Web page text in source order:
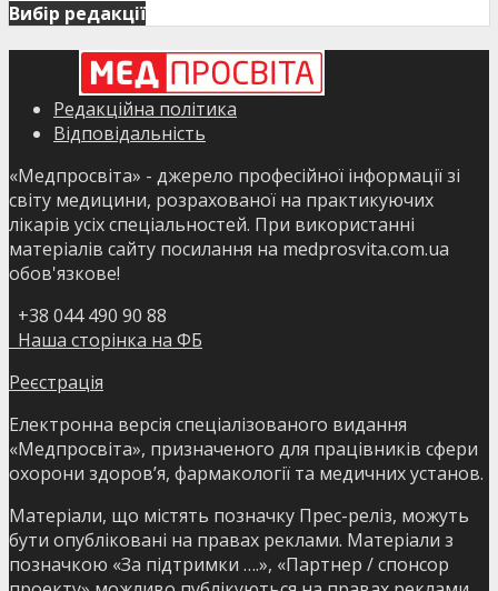
Вибір редакції
Редакційна політика
Відповідальність
«Медпросвіта» - джерело професійної інформації зі
світу медицини, розрахованої на практикуючих
лікарів усіх спеціальностей. При використанні
матеріалів сайту посилання на medprosvita.com.ua
обов'язкове!
+38 044 490 90 88
Наша сторінка на ФБ
Реєстрація
Електронна версія спеціалізованого видання
«Медпросвіта», призначеного для працівників сфери
охорони здоров’я, фармакології та медичних установ.
Матеріали, що містять позначку Прес-реліз, можуть
бути опубліковані на правах реклами. Матеріали з
позначкою «За підтримки ….», «Партнер / спонсор